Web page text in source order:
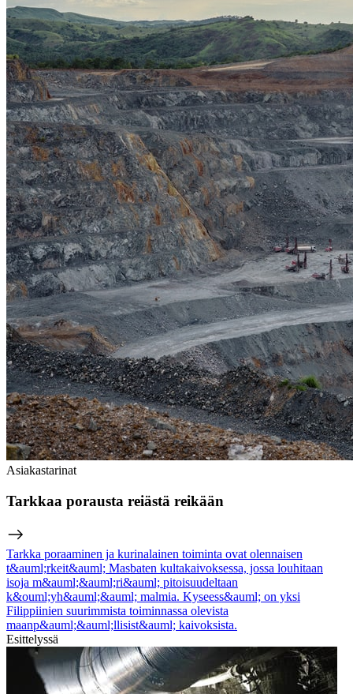
Asiakastarinat
Tarkkaa porausta reiästä reikään
Tarkka poraaminen ja kurinalainen toiminta ovat olennaisen
t&auml;rkeit&auml; Masbaten kultakaivoksessa, jossa louhitaan
isoja m&auml;&auml;ri&auml; pitoisuudeltaan
k&ouml;yh&auml;&auml; malmia. Kyseess&auml; on yksi
Filippiinien suurimmista toiminnassa olevista
maanp&auml;&auml;llisist&auml; kaivoksista.
Esittelyssä